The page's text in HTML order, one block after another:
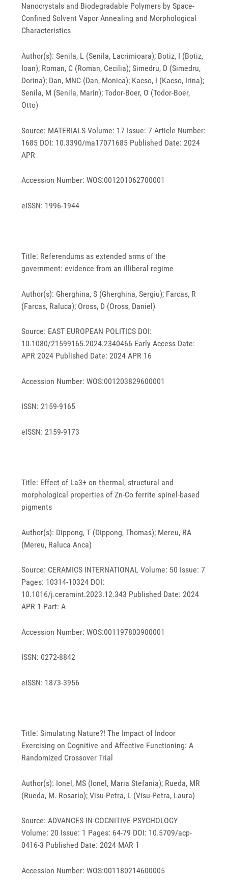
Nanocrystals and Biodegradable Polymers by Space-
Confined Solvent Vapor Annealing and Morphological
Characteristics
Author(s): Senila, L (Senila, Lacrimioara); Botiz, I (Botiz,
Ioan); Roman, C (Roman, Cecilia); Simedru, D (Simedru,
Dorina); Dan, MNC (Dan, Monica); Kacso, I (Kacso, Irina);
Senila, M (Senila, Marin); Todor-Boer, O (Todor-Boer,
Otto)
Source: MATERIALS Volume: 17 Issue: 7 Article Number:
1685 DOI: 10.3390/ma17071685 Published Date: 2024
APR
Accession Number: WOS:001201062700001
eISSN: 1996-1944
Title: Referendums as extended arms of the
government: evidence from an illiberal regime
Author(s): Gherghina, S (Gherghina, Sergiu); Farcas, R
(Farcas, Raluca); Oross, D (Oross, Daniel)
Source: EAST EUROPEAN POLITICS DOI:
10.1080/21599165.2024.2340466 Early Access Date:
APR 2024 Published Date: 2024 APR 16
Accession Number: WOS:001203829600001
ISSN: 2159-9165
eISSN: 2159-9173
Title: Effect of La3+ on thermal, structural and
morphological properties of Zn-Co ferrite spinel-based
pigments
Author(s): Dippong, T (Dippong, Thomas); Mereu, RA
(Mereu, Raluca Anca)
Source: CERAMICS INTERNATIONAL Volume: 50 Issue: 7
Pages: 10314-10324 DOI:
10.1016/j.ceramint.2023.12.343 Published Date: 2024
APR 1 Part: A
Accession Number: WOS:001197803900001
ISSN: 0272-8842
eISSN: 1873-3956
Title: Simulating Nature?! The Impact of Indoor
Exercising on Cognitive and Affective Functioning: A
Randomized Crossover Trial
Author(s): Ionel, MS (Ionel, Maria Stefania); Rueda, MR
(Rueda, M. Rosario); Visu-Petra, L (Visu-Petra, Laura)
Source: ADVANCES IN COGNITIVE PSYCHOLOGY
Volume: 20 Issue: 1 Pages: 64-79 DOI: 10.5709/acp-
0416-3 Published Date: 2024 MAR 1
Accession Number: WOS:001180214600005